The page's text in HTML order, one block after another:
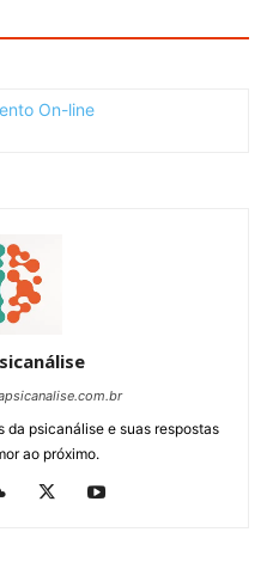
da psicanálise e suas respostas
ao próximo.